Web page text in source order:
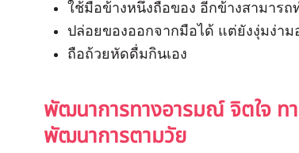
ใช้มือข้างหนึ่งถือของ อีกข้างสามารถ
ปล่อยของออกจากมือได้ แต่ยังงุ่มง่าม
ถือถ้วยหัดดื่มกินเอง
พัฒนาการทางอารมณ์ จิตใจ ท
พัฒนาการตามวัย